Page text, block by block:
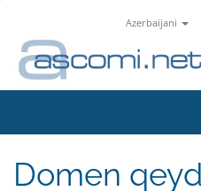
Azerbaijani
Domen